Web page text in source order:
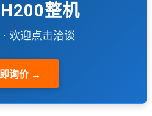
整机
欢迎点击洽谈
询价 →